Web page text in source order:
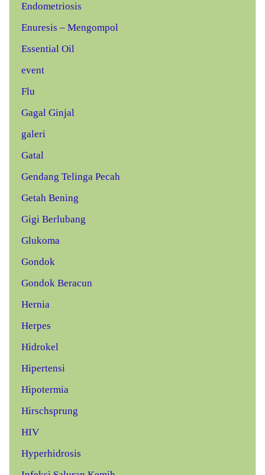
Endometriosis
Enuresis – Mengompol
Essential Oil
event
Flu
Gagal Ginjal
galeri
Gatal
Gendang Telinga Pecah
Getah Bening
Gigi Berlubang
Glukoma
Gondok
Gondok Beracun
Hernia
Herpes
Hidrokel
Hipertensi
Hipotermia
Hirschsprung
HIV
Hyperhidrosis